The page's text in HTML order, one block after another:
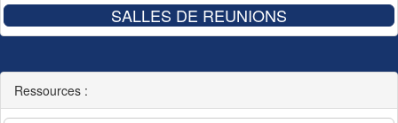
Ressources :